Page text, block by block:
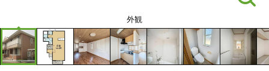
外観